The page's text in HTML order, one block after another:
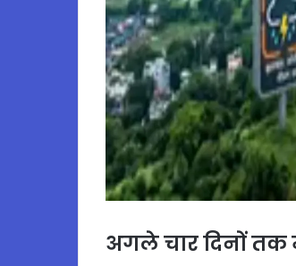
अगले चार दिनों